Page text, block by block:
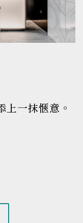
上一抹愜意。